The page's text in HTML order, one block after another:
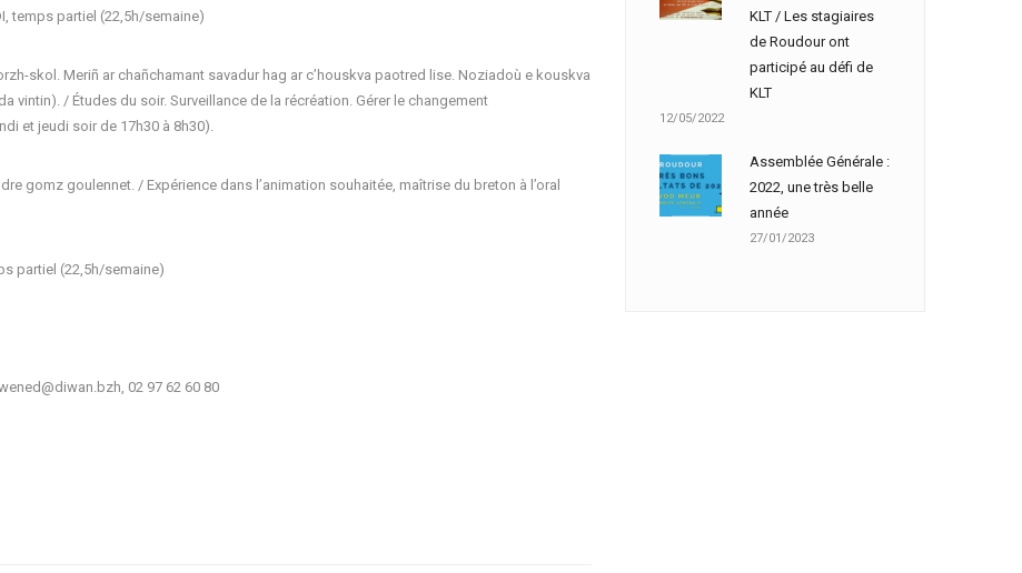
temps partiel (22,5h/semaine)
skol. Meriñ ar chañchamant savadur hag ar c’houskva paotred lise. Noziadoù e kouskva
vintin). / Études du soir. Surveillance de la récréation. Gérer le changement
et jeudi soir de 17h30 à 8h30).
gomz goulennet. / Expérience dans l’animation souhaitée, maîtrise du breton à l’oral
partiel (22,5h/semaine)
02 97 62 60 80
KLT / Les stagiaires
de Roudour ont
participé au défi de
KLT
12/05/2022
Assemblée Générale :
2022, une très belle
année
27/01/2023